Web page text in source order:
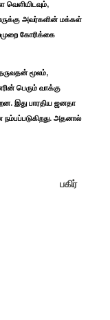
அவர்களின் மக்கள்
கோரிக்கை
மூலம்,
பெரும் வாக்கு
இது பாரதிய ஜனதா
நம்பப்படுகிறது. அதனால்
பகிர்